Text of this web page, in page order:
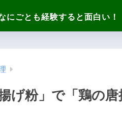
げ粉」で「鶏の